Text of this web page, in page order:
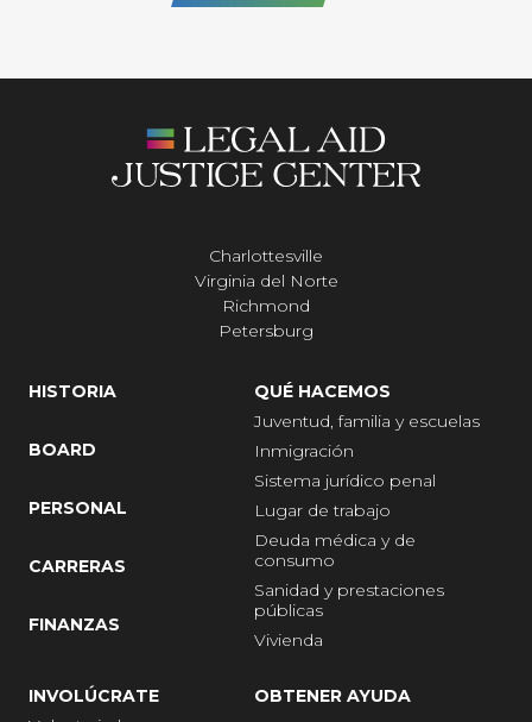
Charlottesville
Virginia del Norte
Richmond
Petersburg
HISTORIA
BOARD
PERSONAL
CARRERAS
FINANZAS
QUÉ HACEMOS
Juventud, familia y escuelas
Inmigración
Sistema jurídico penal
Lugar de trabajo
Deuda médica y de
consumo
Sanidad y prestaciones
públicas
Vivienda
INVOLÚCRATE
OBTENER AYUDA